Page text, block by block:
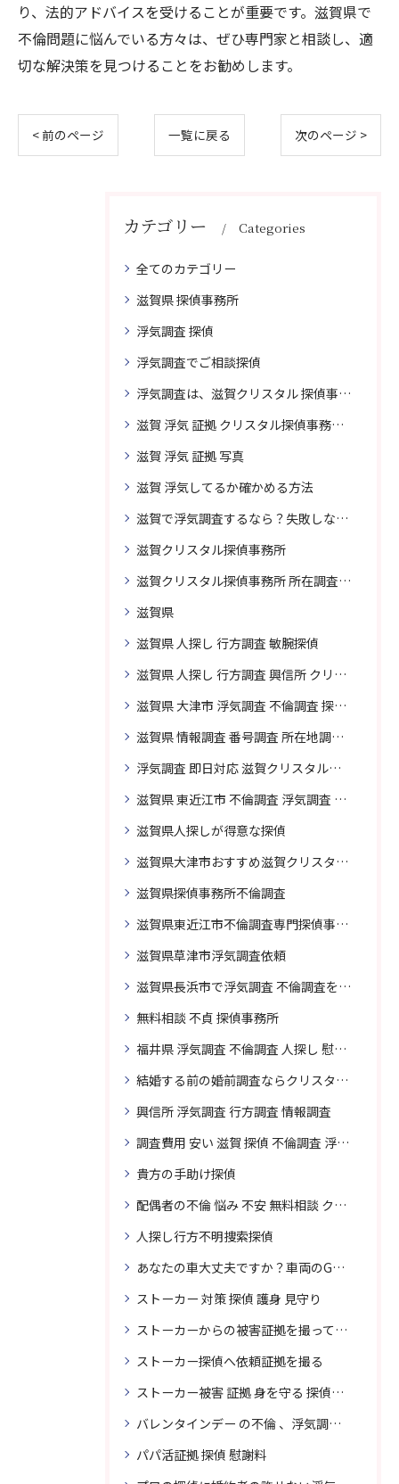
り、法的アドバイスを受けることが重要です。滋賀県で
不倫問題に悩んでいる方々は、ぜひ専門家と相談し、適
切な解決策を見つけることをお勧めします。
< 前のページ 一覧に戻る 次のページ >
カテゴリー Categories
全てのカテゴリー
滋賀県 探偵事務所
浮気調査 探偵
浮気調査でご相談探偵
浮気調査は、滋賀クリスタル 探偵事務所はご相談
滋賀 浮気 証拠 クリスタル探偵事務所 相談 無料
滋賀 浮気 証拠 写真
滋賀 浮気してるか確かめる方法
滋賀で浮気調査するなら？失敗しない探偵の選び方
滋賀クリスタル探偵事務所
滋賀クリスタル探偵事務所 所在調査 得意
滋賀県
滋賀県 人探し 行方調査 敏腕探偵
滋賀県 人探し 行方調査 興信所 クリスタル探偵がおすすめ
滋賀県 大津市 浮気調査 不倫調査 探偵 探偵事務所 素行調査 企業調査 興信所
滋賀県 情報調査 番号調査 所在地調査 企業調査 探偵事務所
浮気調査 即日対応 滋賀クリスタル探偵事務所
滋賀県 東近江市 不倫調査 浮気調査 探偵 探偵事務所 無料相談 調査料金
滋賀県人探しが得意な探偵
滋賀県大津市おすすめ滋賀クリスタル探偵事務所
滋賀県探偵事務所不倫調査
滋賀県東近江市不倫調査専門探偵事務所
滋賀県草津市浮気調査依頼
滋賀県長浜市で浮気調査 不倫調査を頼むなら
無料相談 不貞 探偵事務所
福井県 浮気調査 不倫調査 人探し 慰謝料 請求 裁判 相談 探偵 探偵事務所
結婚する前の婚前調査ならクリスタル探偵事務所へお問い合わせ
興信所 浮気調査 行方調査 情報調査
調査費用 安い 滋賀 探偵 不倫調査 浮気調査
貴方の手助け探偵
配偶者の不倫 悩み 不安 無料相談 クリスタル探偵事務所
人探し行方不明捜索探偵
あなたの車大丈夫ですか？車両のGPS捜索なら滋賀クリスタル探偵事務所
ストーカー 対策 探偵 護身 見守り
ストーカーからの被害証拠を撮って貴女を護ります
ストーカー探偵へ依頼証拠を撮る
ストーカー被害 証拠 身を守る 探偵に頼む
バレンタインデー の不倫 、浮気調査に強い探偵
パパ活証拠 探偵 慰謝料